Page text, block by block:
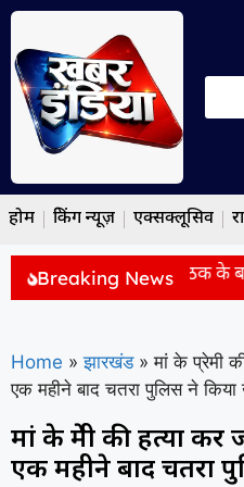
होम ब्रेकिंग न्यूज़ एक्सक्लूसिव
Breaking News
विवाद: सरकार से बैठक के
Home » झारखंड » मां के प्रेमी
एक महीने बाद चतरा पुलिस ने किया
मां के प्रेमी की हत्या
एक महीने बाद चतरा